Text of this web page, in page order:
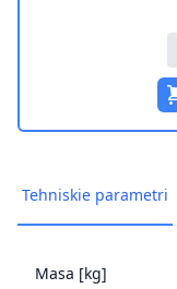
Tehniskie parametri
Masa [kg]